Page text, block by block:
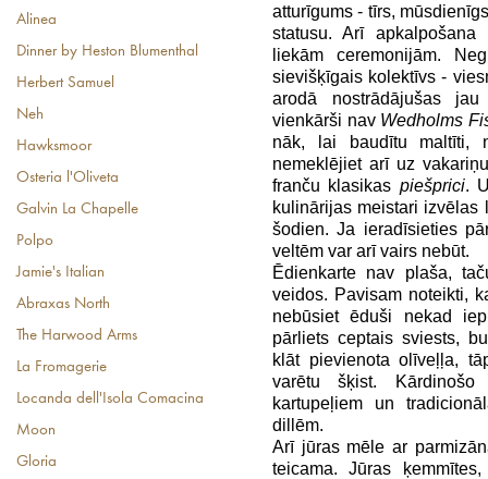
Alinea
Dinner by Heston Blumenthal
Herbert Samuel
Neh
Hawksmoor
Osteria l'Oliveta
Galvin La Chapelle
Polpo
Jamie's Italian
Abraxas North
The Harwood Arms
La Fromagerie
Locanda dell'Isola Comacina
Moon
Gloria
atturīgums - tīrs,
statusu. Arī
liekām ceremonijām.
sievišķīgais kolektīvs -
arodā nostrādājušas
vienkārši nav Wedholms
nāk, lai baudītu maltīti,
nemeklējiet arī uz
franču klasikas piešprici.
kulinārijas meistari
šodien. Ja ieradīsieties
veltēm var arī vairs nebūt.
Ēdienkarte nav plaša,
veidos. Pavisam noteikti,
nebūsiet ēduši nekad
pārliets ceptais sviests,
klāt pievienota olīveļļa,
varētu šķist.
kartupeļiem un
dillēm.
Arī jūras mēle ar
teicama. Jūras